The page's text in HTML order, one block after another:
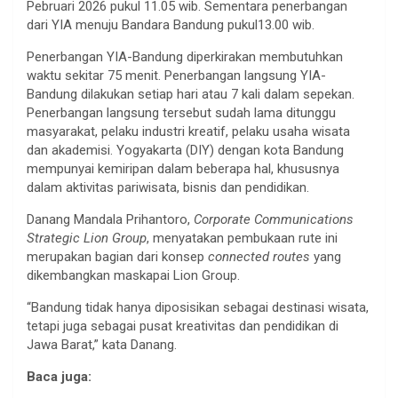
Pebruari 2026 pukul 11.05 wib. Sementara penerbangan
dari YIA menuju Bandara Bandung pukul13.00 wib.
Penerbangan YIA-Bandung diperkirakan membutuhkan
waktu sekitar 75 menit. Penerbangan langsung YIA-
Bandung dilakukan setiap hari atau 7 kali dalam sepekan.
Penerbangan langsung tersebut sudah lama ditunggu
masyarakat, pelaku industri kreatif, pelaku usaha wisata
dan akademisi. Yogyakarta (DIY) dengan kota Bandung
mempunyai kemiripan dalam beberapa hal, khususnya
dalam aktivitas pariwisata, bisnis dan pendidikan.
Danang Mandala Prihantoro, Corporate Communications
Strategic Lion Group, menyatakan pembukaan rute ini
merupakan bagian dari konsep connected routes yang
dikembangkan maskapai Lion Group.
“Bandung tidak hanya diposisikan sebagai destinasi wisata,
tetapi juga sebagai pusat kreativitas dan pendidikan di
Jawa Barat,” kata Danang.
Baca juga: